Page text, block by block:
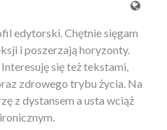
edytorski. Chętnie sięgam
i poszerzają horyzonty.
się też tekstami,
zdrowego trybu życia. Na
z dystansem a usta wciąż